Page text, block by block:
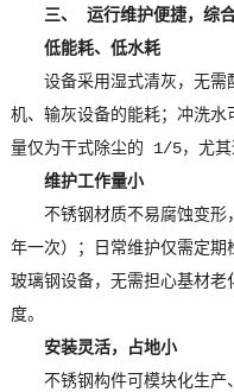
三、 运行维护便捷，综
低能耗、低水耗
设备采用湿式清灰，无
机、输灰设备的能耗；冲洗
量仅为干式除尘的 1/5，尤其
维护工作量小
不锈钢材质不易腐蚀变
年一次）；日常维护仅需定
玻璃钢设备，无需担心基材
度。
安装灵活，占地小
不锈钢构件可模块化生